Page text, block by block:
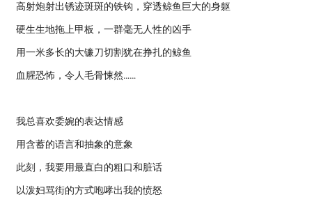
高射炮射出锈迹斑斑的铁钩，穿透鲸鱼巨大的身躯
硬生生地拖上甲板，一群毫无人性的凶手
用一米多长的大镰刀切割犹在挣扎的鲸鱼
血腥恐怖，令人毛骨悚然……
我总喜欢委婉的表达情感
用含蓄的语言和抽象的意象
此刻，我要用最直白的粗口和脏话
以泼妇骂街的方式咆哮出我的愤怒